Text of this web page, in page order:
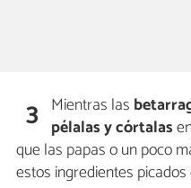
3 Mientras las
pélalas y córtalas
que las papas o un poco
estos ingredientes